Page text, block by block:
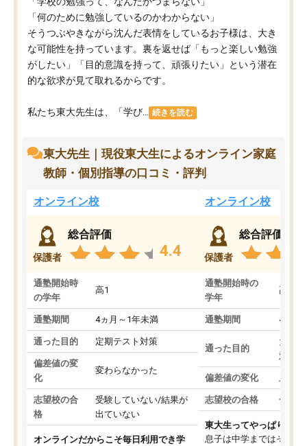
「何のために勉強しているのかわからない」
そうつぶやきながら沈んだ表情をしているお子様は、大き
な可能性を持っています。裏を返せば「もっと楽しい勉強
がしたい」「目的意識を持って、頑張りたい」という潜在
的な欲求が見て取れるからです。
私たち東大先生は、「学び... 続きを読む
東大先生｜現役東大生によるオンライン家庭
教師・個別指導の口コミ・評判
オンライン校
保護者
総合評価
4.4
通塾開始時
の学年
高1
通塾期間 4ヵ月～1年未満
通った目的 定期テスト対策
偏差値の変
化
変わらなかった
志望校の合
格
受験していない/結果が
出ていない
オンラインだからこそ毎日利用でき学
オンライン校
保護者
総合評価
通塾開始時の
学年
高3
通塾期間 4ヵ月
通った目的
大学
対策
偏差値の変化
志望校の合格 合格
東大生ってやっぱりすご
息子は中学まではそこそ